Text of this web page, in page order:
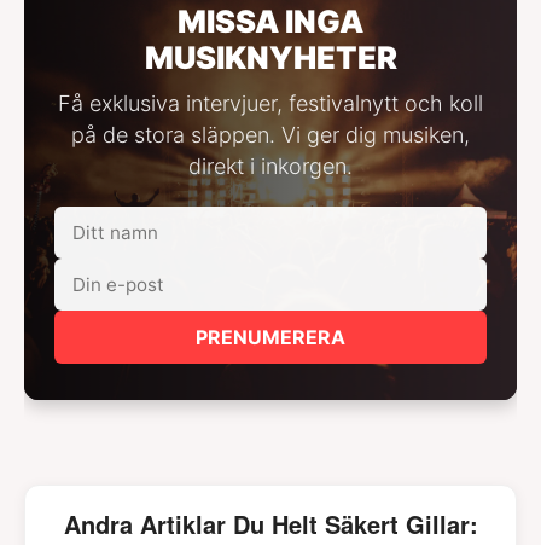
MISSA INGA
MUSIKNYHETER
Få exklusiva intervjuer, festivalnytt och koll
på de stora släppen. Vi ger dig musiken,
direkt i inkorgen.
PRENUMERERA
Andra Artiklar Du Helt Säkert Gillar: